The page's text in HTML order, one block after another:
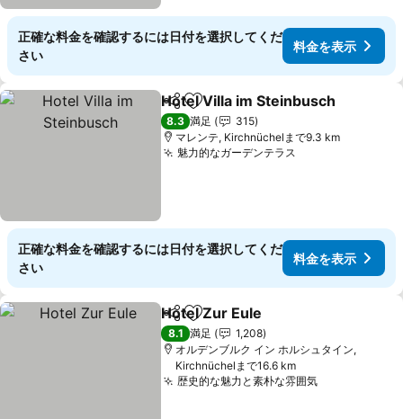
正確な料金を確認するには日付を選択してくだ
さい
料金を表示
シェアお気に入りに追加
Hotel Villa im Steinbusch
8.3 満足
315
マレンテ, Kirchnüchelまで9.3 km
魅力的なガーデンテラス
正確な料金を確認するには日付を選択してくだ
さい
料金を表示
シェアお気に入りに追加
Hotel Zur Eule
8.1 満足
1,208
オルデンブルク イン ホルシュタイン,
Kirchnüchelまで16.6 km
歴史的な魅力と素朴な雰囲気